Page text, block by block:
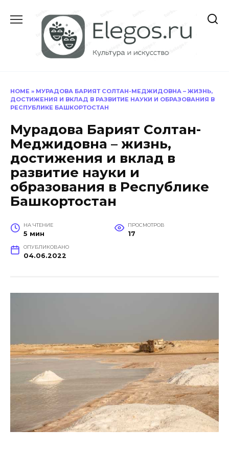
содержанию
HOME » МУРАДОВА БАРИЯТ СОЛТАН-МЕДЖИДОВНА – ЖИЗНЬ,
ДОСТИЖЕНИЯ И ВКЛАД В РАЗВИТИЕ НАУКИ И ОБРАЗОВАНИЯ В
РЕСПУБЛИКЕ БАШКОРТОСТАН
Мурадова Барият Солтан-
Меджидовна – жизнь,
достижения и вклад в
развитие науки и
образования в Республике
Башкортостан
НА ЧТЕНИЕ
5 мин
ПРОСМОТРОВ
17
ОПУБЛИКОВАНО
04.06.2022